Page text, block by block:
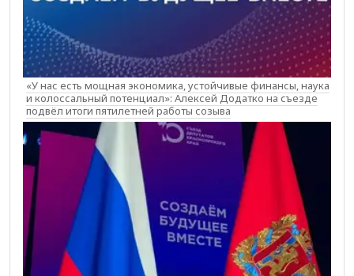
«У нас есть мощная экономика, устойчивые финансы, наука
и колоссальный потенциал»: Алексей Додатко на съезде
подвёл итоги пятилетней работы созыва